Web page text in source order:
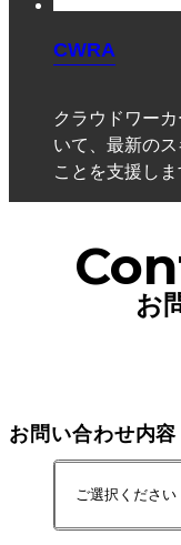
CWRA
クラウドワー
いて、最新の
ことを支援しま
お
お問い合わせ内容